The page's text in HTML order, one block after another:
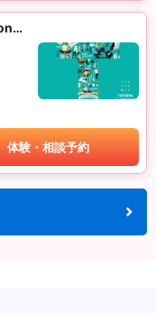
ツタヤコンディショニング(TSUTAYA Conditioning)PILATES
体験・相談予約